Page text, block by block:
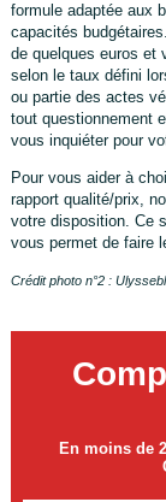
formule adaptée aux
capacités
de quelques euros et
selon le taux défini
ou partie des actes
tout questionnement
vous inquiéter pour
Pour vous aider à
rapport qualité/prix,
votre disposition. Ce
vous permet de faire
Crédit photo n°2 :
En moins de